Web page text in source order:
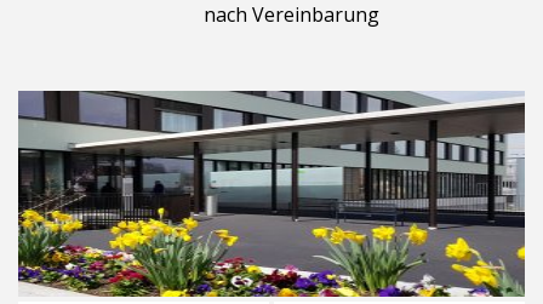
nach Vereinbarung